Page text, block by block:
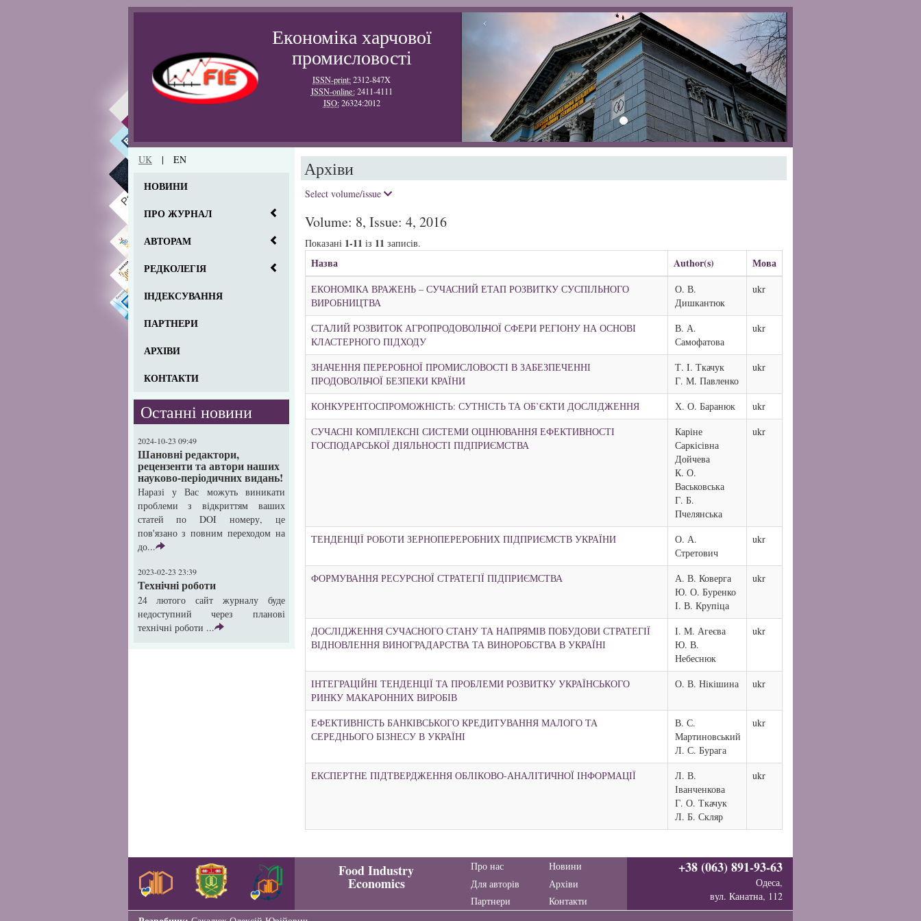
Економіка харчової
промисловості
ISSN-print:2312-847X
ISSN-online:2411-4111
ISO:26324:2012
‹ ›
UK | EN
НОВИНИ
ПРО ЖУРНАЛ
АВТОРАМ
РЕДКОЛЕГІЯ
ІНДЕКСУВАННЯ
ПАРТНЕРИ
АРХІВИ
КОНТАКТИ
Останні новини
2024-10-23 09:49
Шановні редактори,
рецензенти та автори наших
науково-періодичних видань!
Наразі у Вас можуть виникати
проблеми з відкриттям ваших
статей по DOI номеру, це
пов'язано з повним переходом на
до...
2023-02-23 23:39
Технічні роботи
24 лютого сайт журналу буде
недоступний через планові
технічні роботи ...
Архіви
Select volume/issue
Volume: 8, Issue: 4, 2016
Показані 1-11 із 11 записів.
Назва Author(s) Мова
ЕКОНОМІКА ВРАЖЕНЬ – СУЧАСНИЙ ЕТАП РОЗВИТКУ СУСПІЛЬНОГО
ВИРОБНИЦТВА
О. В.
Дишкантюк
ukr
СТАЛИЙ РОЗВИТОК АГРОПРОДОВОЛЬЧОЇ СФЕРИ РЕГІОНУ НА ОСНОВІ
КЛАСТЕРНОГО ПІДХОДУ
В. А.
Самофатова
ukr
ЗНАЧЕННЯ ПЕРЕРОБНОЇ ПРОМИСЛОВОСТІ В ЗАБЕЗПЕЧЕННІ
ПРОДОВОЛЬЧОЇ БЕЗПЕКИ КРАЇНИ
Т. I. Ткачук
Г. М. Павленко
ukr
КОНКУРЕНТОСПРОМОЖНІСТЬ: СУТНІСТЬ ТА ОБ’ЄКТИ ДОСЛІДЖЕННЯ Х. О. Баранюк
ukr
СУЧАСНІ КОМПЛЕКСНІ СИСТЕМИ ОЦІНЮВАННЯ ЕФЕКТИВНОСТІ
ГОСПОДАРСЬКОЇ ДІЯЛЬНОСТІ ПІДПРИЄМСТВА
Каріне
Саркісівна
Дойчева
К. О.
Васьковська
Г. Б.
Пчелянська
ukr
ТЕНДЕНЦІЇ РОБОТИ ЗЕРНОПЕРЕРОБНИХ ПІДПРИЄМСТВ УКРАЇНИ
О. А.
Стретович
ukr
ФОРМУВАННЯ РЕСУРСНОЇ СТРАТЕГІЇ ПІДПРИЄМСТВА
А. В. Коверга
Ю. О. Буренко
І. В. Крупіца
ukr
ДОСЛІДЖЕННЯ СУЧАСНОГО СТАНУ ТА НАПРЯМІВ ПОБУДОВИ СТРАТЕГІЇ
ВІДНОВЛЕННЯ ВИНОГРАДАРСТВА ТА ВИНОРОБСТВА В УКРАЇНІ
І. М. Агеєва
Ю. В.
Небеснюк
ukr
ІНТЕГРАЦІЙНІ ТЕНДЕНЦІЇ ТА ПРОБЛЕМИ РОЗВИТКУ УКРАЇНСЬКОГО
РИНКУ МАКАРОННИХ ВИРОБІВ
О. В. Нікішина ukr
ЕФЕКТИВНІСТЬ БАНКІВСЬКОГО КРЕДИТУВАННЯ МАЛОГО ТА
СЕРЕДНЬОГО БІЗНЕСУ В УКРАЇНІ
В. С.
Мартиновський
Л. С. Бурага
ukr
ЕКСПЕРТНЕ ПІДТВЕРДЖЕННЯ ОБЛІКОВО-АНАЛІТИЧНОЇ ІНФОРМАЦІЇ
Л. В.
Іванченкова
Г. О. Ткачук
Л. Б. Скляр
ukr
Food Industry
Economics
Про нас
Новини
Для авторів
Архіви
Партнери
Контакти
+38 (063) 891-93-63
Одеса,
вул. Канатна, 112